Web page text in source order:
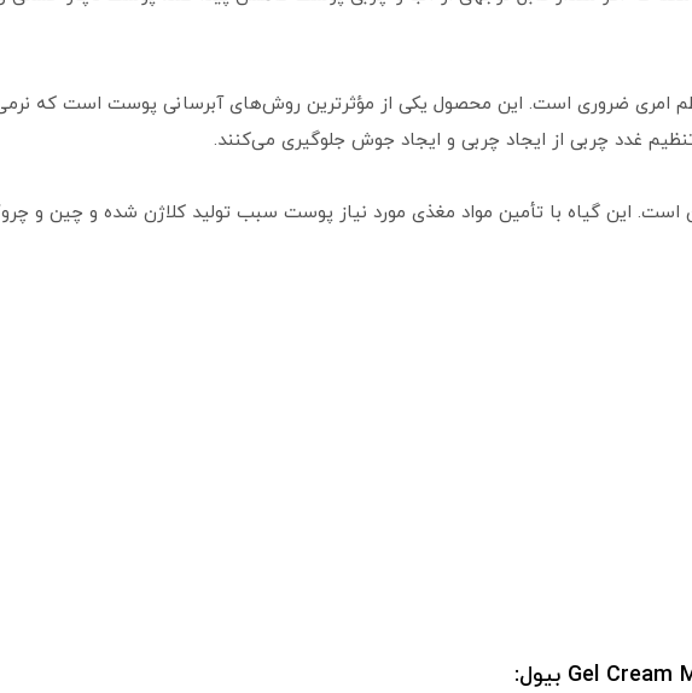
امری ضروری است. این محصول یکی از مؤثرترین روش‌های آبرسانی پوست است که
غدد چربی از ایجاد چربی و ایجاد جوش جلوگیری می‌کنند.
است. این گیاه با تأمین مواد مغذی مورد نیاز پوست سبب تولید کلاژن شده و چین و